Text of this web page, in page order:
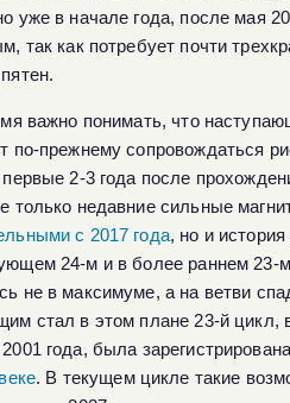
уже в начале года, после мая
так как потребует почти
важно понимать, что
по-прежнему сопровождаться
2-3 года после
только недавние сильные
с 2017 года, но и
24-м и в более раннем
не в максимуме, а на ветви
стал в этом плане 23-й цикл,
года, была
. В текущем цикле такие